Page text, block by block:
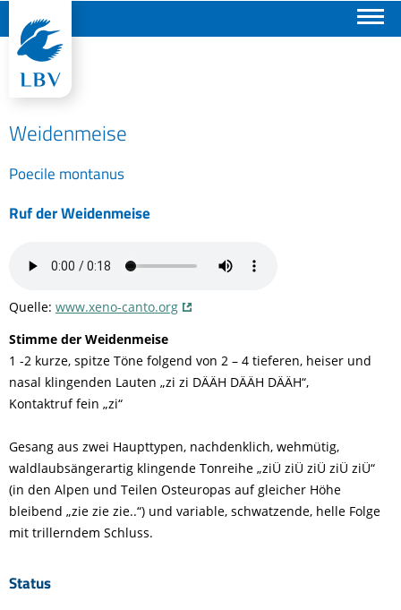
Weidenmeise
Poecile montanus
Ruf der Weidenmeise
Quelle: www.xeno-canto.org
Stimme der Weidenmeise
1 -2 kurze, spitze Töne folgend von 2 – 4 tieferen, heiser und
nasal klingenden Lauten „zi zi DÄÄH DÄÄH DÄÄH“,
Kontaktruffein „zi“
Gesang aus zwei Haupttypen, nachdenklich, wehmütig,
waldlaubsängerartig klingende Tonreihe „ziÜ ziÜ ziÜ ziÜ ziÜ“
(in den Alpen und Teilen Osteuropas auf gleicher Höhe
bleibend „zie zie zie..“) und variable, schwatzende, helle Folge
mit trillerndem Schluss.
Status